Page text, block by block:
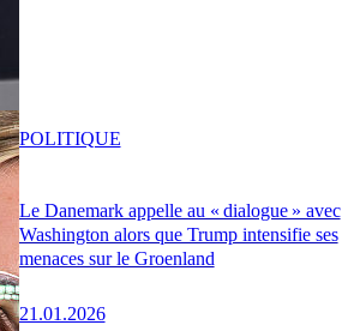
Le Danemark appelle au « dialogue » avec
Washington alors que Trump intensifie ses
menaces sur le Groenland
21.01.2026
POLITIQUE